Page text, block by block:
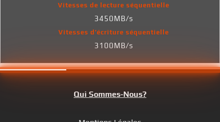
Vitesses de lecture séquentielle
3450MB/s
Vitesses d’écriture séquentielle
3100MB/s
Qui Sommes-Nous?